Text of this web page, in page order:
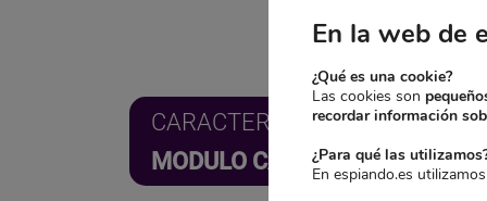
CARACTERÍSTICAS TÉCNICAS:
MODULO CÁMARA ESPÍA
En la web de
¿Qué es una cookie?
Las cookies son
recordar información
¿Para qué las
En espiando.es